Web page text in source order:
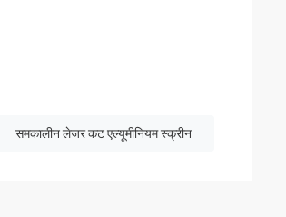
समकालीन लेजर कट एल्यूमीनियम स्क्रीन